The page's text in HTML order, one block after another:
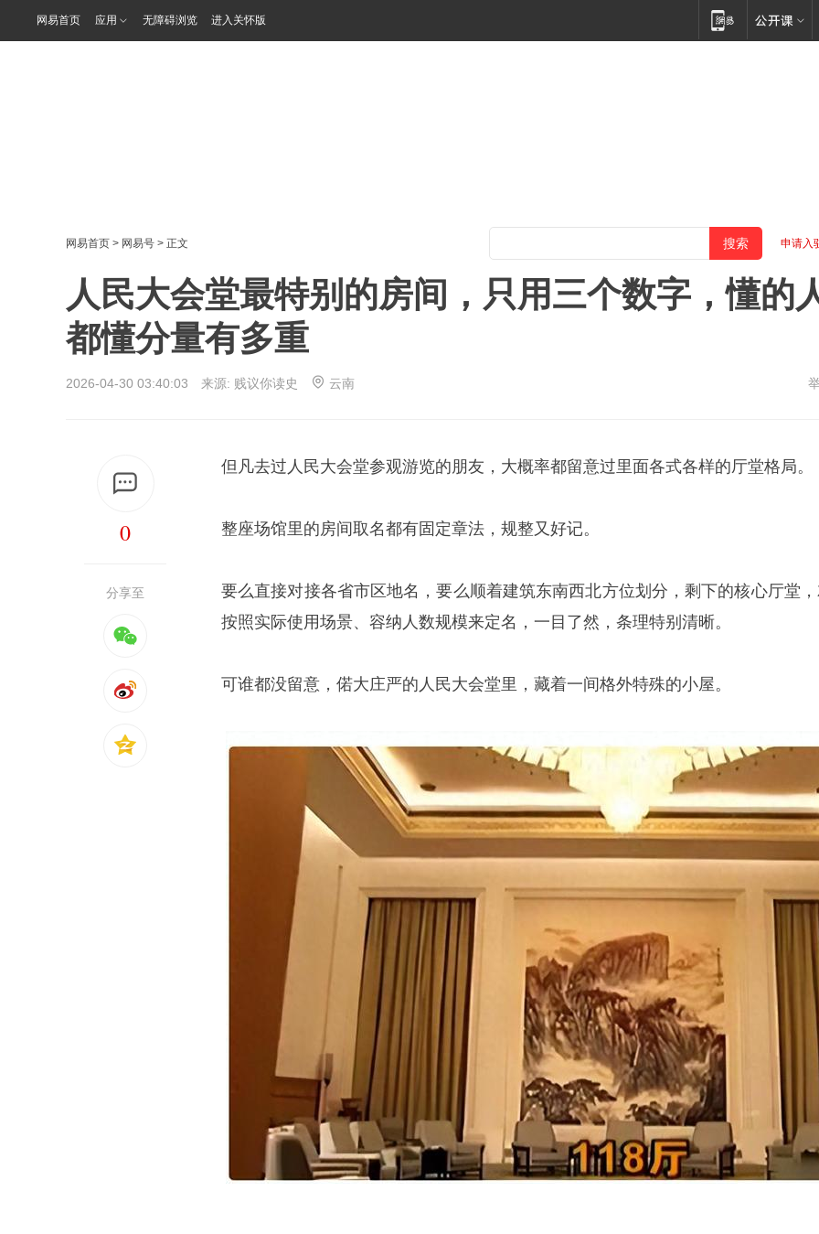
网易首页 应用 无障碍浏览 进入关怀版
网易首页 > 网易号 > 正文 申请入
人民大会堂最特别的房间，只用三个数字，懂的
都懂分量有多重
2026-04-30 03:40:03 来源: 贱议你读史 云南
0
分享至
但凡去过人民大会堂参观游览的朋友，大概率都留意过里面各式各样的厅堂格局。
整座场馆里的房间取名都有固定章法，规整又好记。
要么直接对接各省市区地名，要么顺着建筑东南西北方位划分，剩下的核心厅堂
按照实际使用场景、容纳人数规模来定名，一目了然，条理特别清晰。
可谁都没留意，偌大庄严的人民大会堂里，藏着一间格外特殊的小屋。